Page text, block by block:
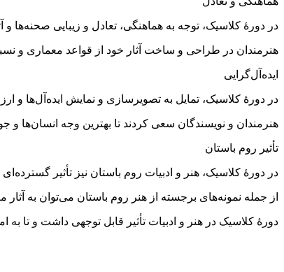
در دورهٔ کلاسیک، توجه به هماهنگی، تعادل و زیبایی صحنه‌ها
هنرمندان در طراحی و ساخت آثار خود از قواعد معماری و
ایده‌آل‌گرایی
در دورهٔ کلاسیک، تمایل به تصویرسازی و نمایش ایده‌آل‌ها و
هنرمندان و نویسندگان سعی کردند تا بهترین وجه انسان‌ها و
تأثیر روم باستان
در دورهٔ کلاسیک، هنر و ادبیات روم باستان نیز تأثیر
از جمله نمونه‌های برجسته از هنر روم باستان می‌توان به آثار
دورهٔ کلاسیک در هنر و ادبیات تأثیر قابل توجهی داشت و تا